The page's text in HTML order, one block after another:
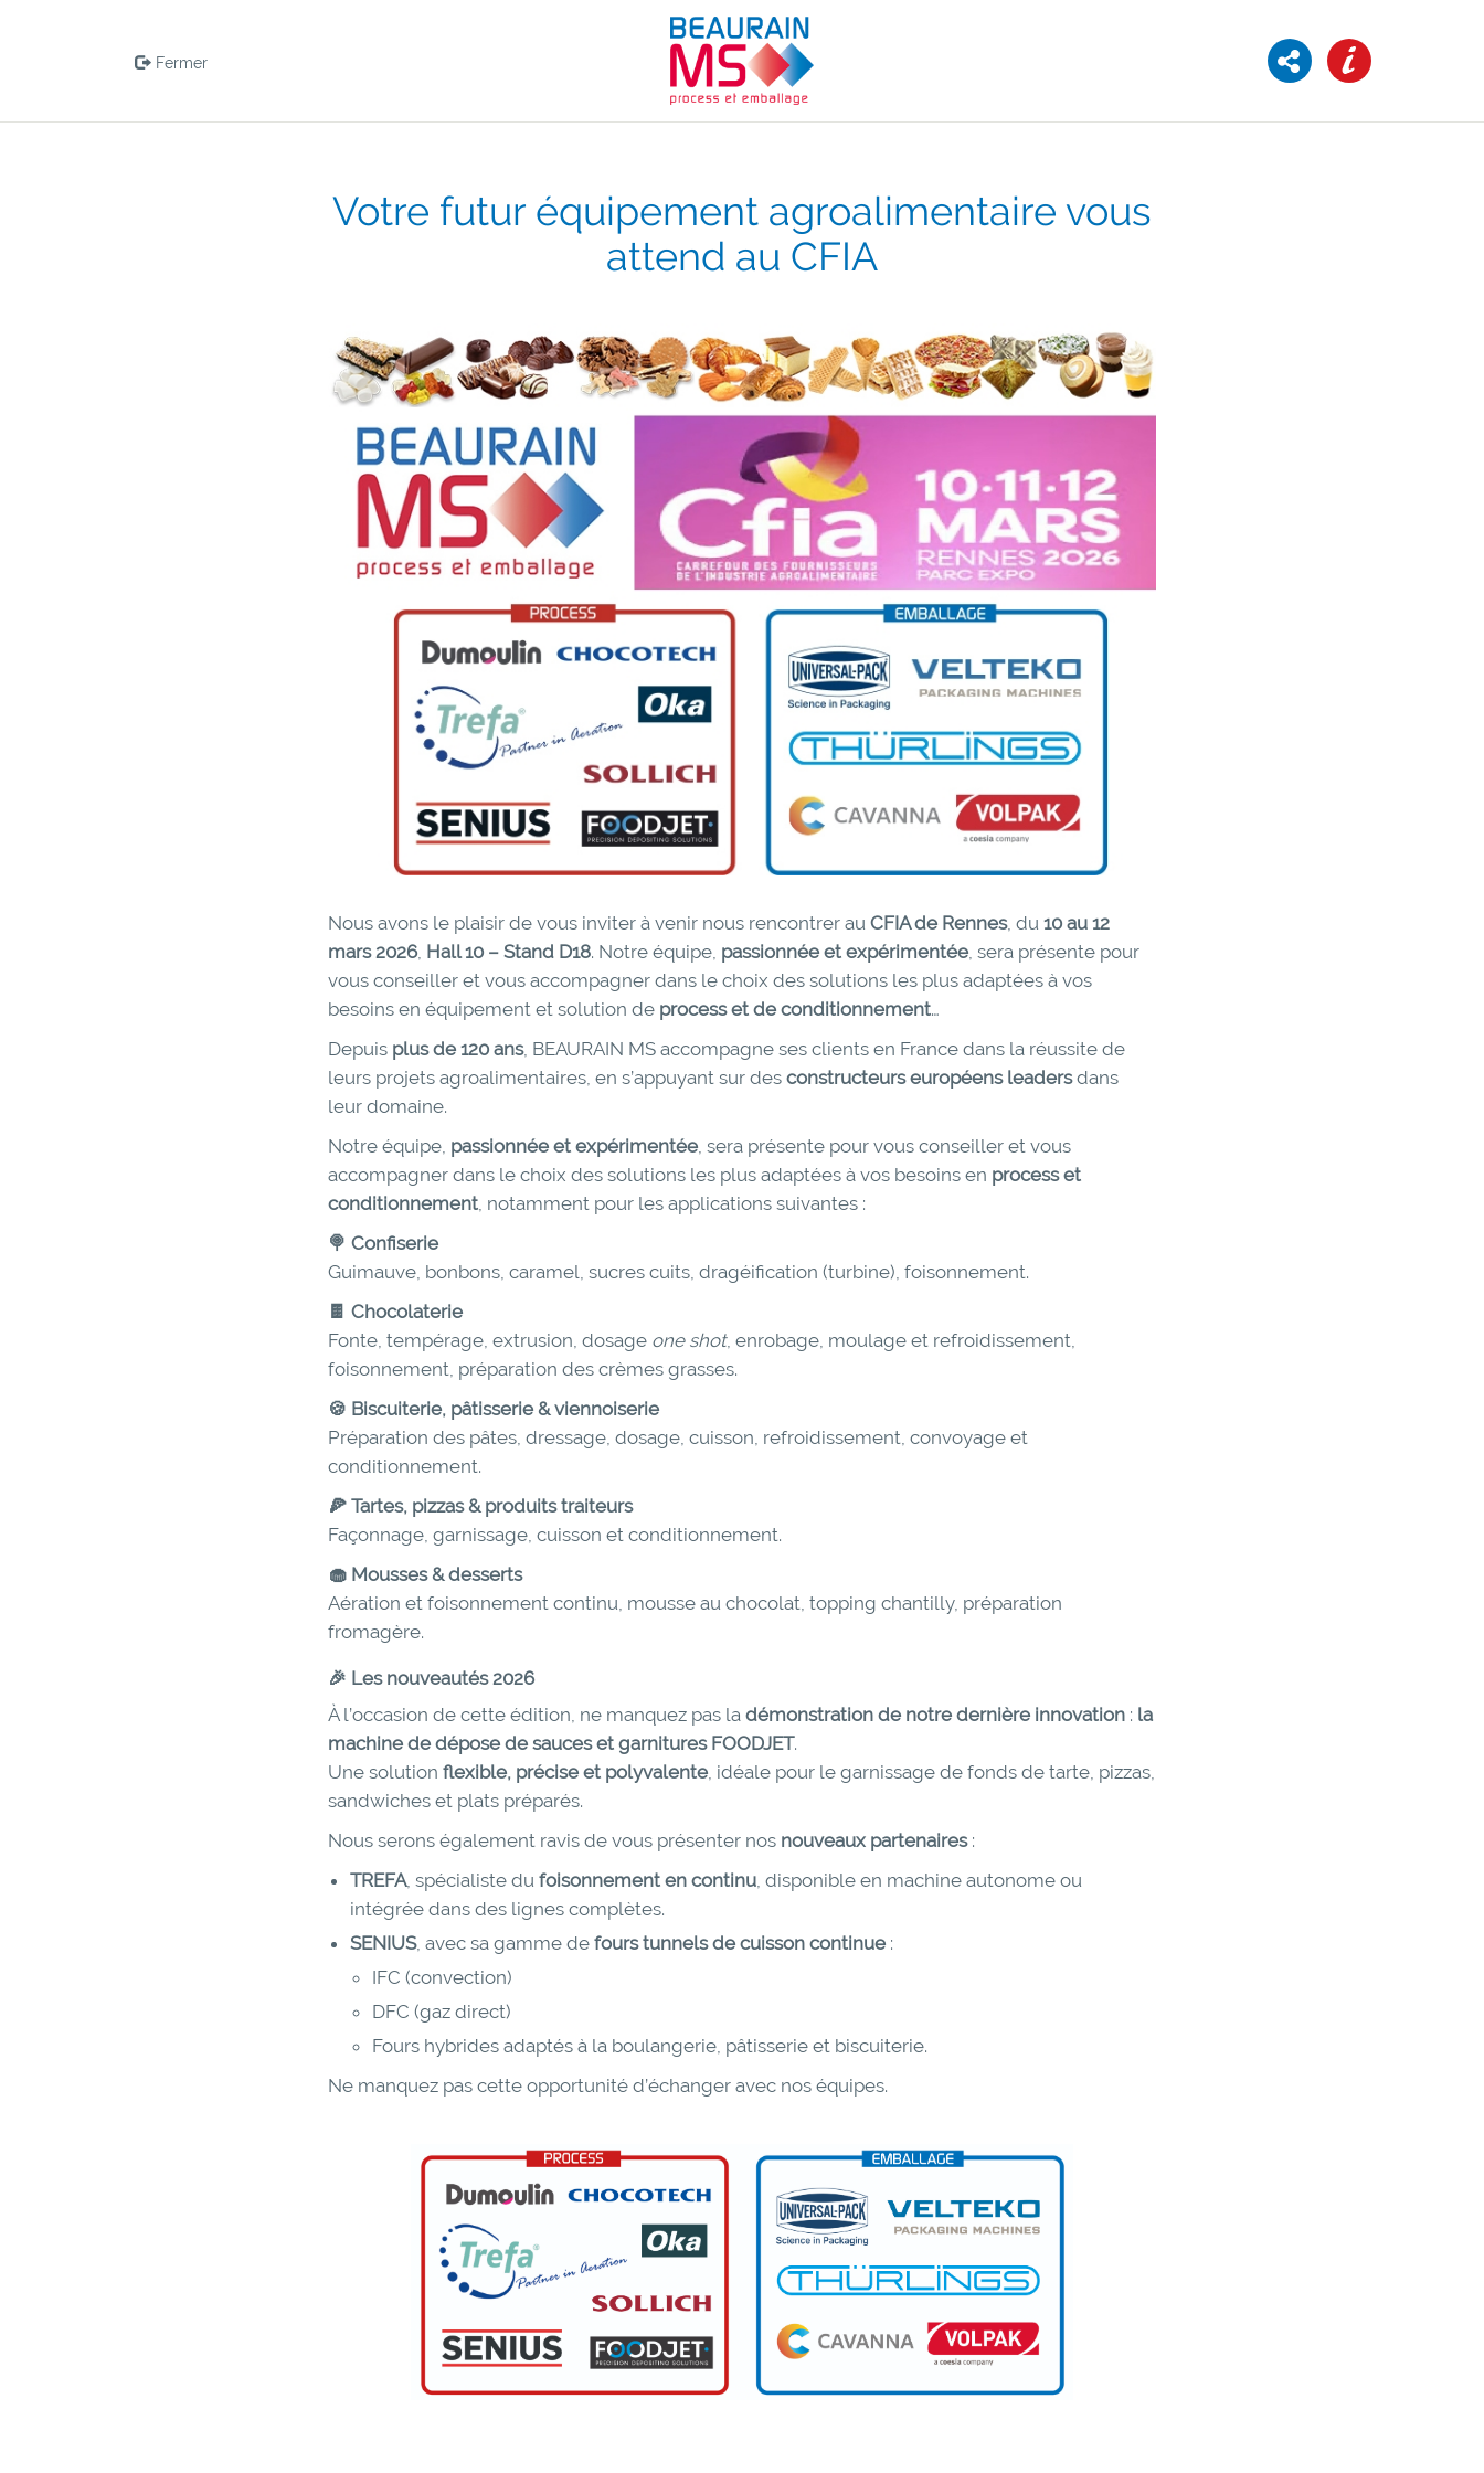
Fermer
Votre futur équipement agroalimentaire vous
attend au CFIA
Nous avons le plaisir de vous inviter à venir nous rencontrer au CFIA de Rennes, du 10 au 12
mars 2026, Hall 10 – Stand D18. Notre équipe, passionnée et expérimentée, sera présente pour
vous conseiller et vous accompagner dans le choix des solutions les plus adaptées à vos
besoins en équipement et solution de process et de conditionnement…
Depuis plus de 120 ans, BEAURAIN MS accompagne ses clients en France dans la réussite de
leurs projets agroalimentaires, en s’appuyant sur des constructeurs européens leadersdans
leur domaine.
Notre équipe, passionnée et expérimentée, sera présente pour vous conseiller et vous
accompagner dans le choix des solutions les plus adaptées à vos besoins en process et
conditionnement , notamment pour les applications suivantes :
🍭 Confiserie
Guimauve, bonbons, caramel, sucres cuits, dragéification (turbine), foisonnement.
🍫 Chocolaterie
Fonte, tempérage, extrusion, dosage one shot, enrobage, moulage et refroidissement,
foisonnement, préparation des crèmes grasses.
🍪 Biscuiterie, pâtisserie & viennoiserie
Préparation des pâtes, dressage, dosage, cuisson, refroidissement, convoyage et
conditionnement.
🍕 Tartes, pizzas & produits traiteurs
Façonnage, garnissage, cuisson et conditionnement.
🧁 Mousses & desserts
Aération et foisonnement continu, mousse au chocolat, topping chantilly, préparation
fromagère.
🎉 Les nouveautés 2026
À l’occasion de cette édition, ne manquez pas la démonstration de notre dernière innovation : la
machine de dépose de sauces et garnitures FOODJET.
Une solution flexible, précise et polyvalente, idéale pour le garnissage de fonds de tarte, pizzas,
sandwiches et plats préparés.
Nous serons également ravis de vous présenter nos nouveaux partenaires:
TREFA, spécialiste du foisonnement en continu , disponible en machine autonome ou
intégrée dans des lignes complètes.
SENIUS, avec sa gamme de fours tunnels de cuisson continue:
IFC (convection)
DFC (gaz direct)
Fours hybrides adaptés à la boulangerie, pâtisserie et biscuiterie.
Ne manquez pas cette opportunité d’échanger avec nos équipes.